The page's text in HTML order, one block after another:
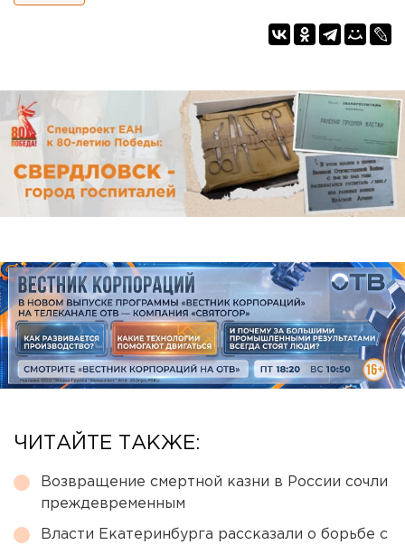
ЧИТАЙТЕ ТАКЖЕ:
Возвращение смертной казни в России сочли
преждевременным
Власти Екатеринбурга рассказали о борьбе с